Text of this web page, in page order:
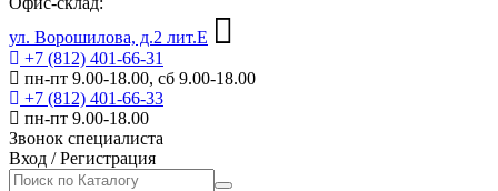
ул. Ворошилова, д.2 лит.Е
+7 (812) 401-66-31
пн-пт 9.00-18.00, сб 9.00-18.00
+7 (812) 401-66-33
пн-пт 9.00-18.00
Звонок специалиста
Вход /Регистрация